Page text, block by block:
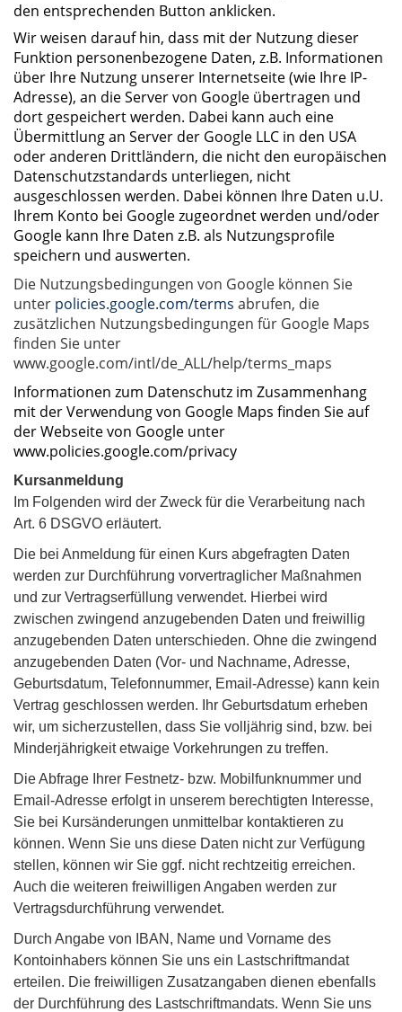
den entsprechenden Button anklicken.
Wir weisen darauf hin, dass mit der Nutzung dieser
Funktion personenbezogene Daten, z.B. Informationen
über Ihre Nutzung unserer Internetseite (wie Ihre IP-
Adresse), an die Server von Google übertragen und
dort gespeichert werden. Dabei kann auch eine
Übermittlung an Server der Google LLC in den USA
oder anderen Drittländern, die nicht den europäischen
Datenschutzstandards unterliegen, nicht
ausgeschlossen werden. Dabei können Ihre Daten u.U.
Ihrem Konto bei Google zugeordnet werden und/oder
Google kann Ihre Daten z.B. als Nutzungsprofile
speichern und auswerten.
Die Nutzungsbedingungen von Google können Sie
unter policies.google.com/terms abrufen, die
zusätzlichen Nutzungsbedingungen für Google Maps
finden Sie unter
www.google.com/intl/de_ALL/help/terms_maps
Informationen zum Datenschutz im Zusammenhang
mit der Verwendung von Google Maps finden Sie auf
der Webseite von Google unter
www.policies.google.com/privacy
Kursanmeldung
Im Folgenden wird der Zweck für die Verarbeitung nach
Art. 6 DSGVO erläutert.
Die bei Anmeldung für einen Kurs abgefragten Daten
werden zur Durchführung vorvertraglicher Maßnahmen
und zur Vertragserfüllung verwendet. Hierbei wird
zwischen zwingend anzugebenden Daten und freiwillig
anzugebenden Daten unterschieden. Ohne die zwingend
anzugebenden Daten (Vor- und Nachname, Adresse,
Geburtsdatum, Telefonnummer, Email-Adresse) kann kein
Vertrag geschlossen werden. Ihr Geburtsdatum erheben
wir, um sicherzustellen, dass Sie volljährig sind, bzw. bei
Minderjährigkeit etwaige Vorkehrungen zu treffen.
Die Abfrage Ihrer Festnetz- bzw. Mobilfunknummer und
Email-Adresse erfolgt in unserem berechtigten Interesse,
Sie bei Kursänderungen unmittelbar kontaktieren zu
können. Wenn Sie uns diese Daten nicht zur Verfügung
stellen, können wir Sie ggf. nicht rechtzeitig erreichen.
Auch die weiteren freiwilligen Angaben werden zur
Vertragsdurchführung verwendet.
Durch Angabe von IBAN, Name und Vorname des
Kontoinhabers können Sie uns ein Lastschriftmandat
erteilen. Die freiwilligen Zusatzangaben dienen ebenfalls
der Durchführung des Lastschriftmandats. Wenn Sie uns